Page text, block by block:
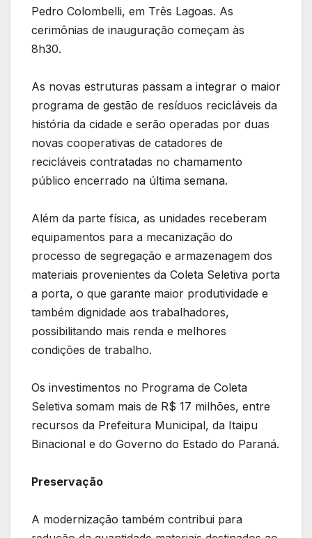
Pedro Colombelli, em Três Lagoas. As
cerimônias de inauguração começam às
8h30.
As novas estruturas passam a integrar o maior
programa de gestão de resíduos recicláveis da
história da cidade e serão operadas por duas
novas cooperativas de catadores de
recicláveis contratadas no chamamento
público encerrado na última semana.
Além da parte física, as unidades receberam
equipamentos para a mecanização do
processo de segregação e armazenagem dos
materiais provenientes da Coleta Seletiva porta
a porta, o que garante maior produtividade e
também dignidade aos trabalhadores,
possibilitando mais renda e melhores
condições de trabalho.
Os investimentos no Programa de Coleta
Seletiva somam mais de R$ 17 milhões, entre
recursos da Prefeitura Municipal, da Itaipu
Binacional e do Governo do Estado do Paraná.
Preservação
A modernização também contribui para